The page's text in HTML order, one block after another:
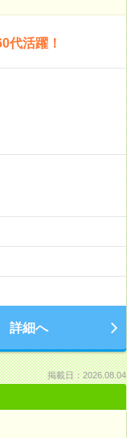
代活躍！
詳細へ
掲載日：2026.08.04